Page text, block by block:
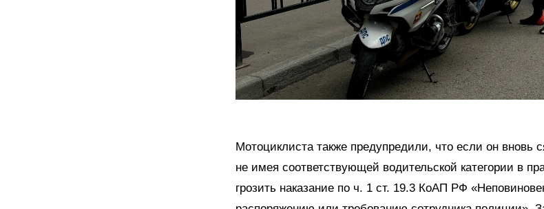
Мотоциклиста также предупредили, что если он вновь
не имея соответствующей водительской категории в
грозить наказание по ч. 1 ст. 19.3 КоАП РФ